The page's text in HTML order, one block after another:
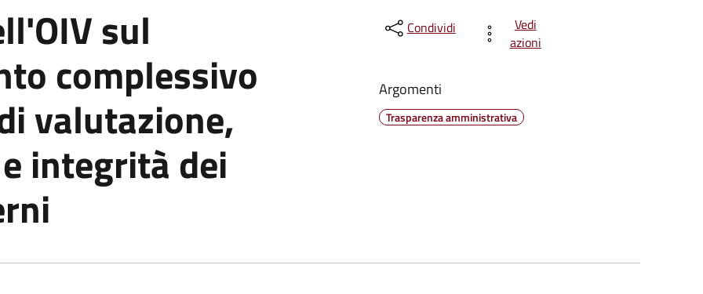
sul
complessivo
valutazione,
integrità dei
Condividi
Vedi
azioni
Argomenti
Trasparenza amministrativa